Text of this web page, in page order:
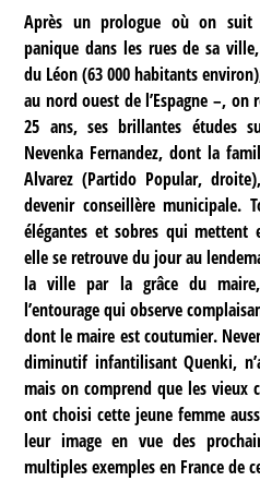
Après un prologue où on suit
panique dans les rues de sa
du Léon (63 000 habitants
au nord ouest de l’Espagne –,
25 ans, ses brillantes études
Nevenka Fernandez, dont la
Alvarez (Partido Popular,
devenir conseillère municipale.
élégantes et sobres qui mettent
elle se retrouve du jour au
la ville par la grâce du
l’entourage qui observe
dont le maire est coutumier.
diminutif infantilisant Quenki,
mais on comprend que les vieux
ont choisi cette jeune femme
leur image en vue des
multiples exemples en France de